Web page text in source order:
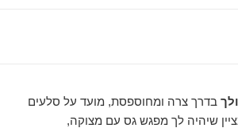
בדרך צרה ומחוספסת, מועד על סלעים
שיהיה לך מפגש גס עם מצוקה,